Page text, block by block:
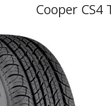
Cooper CS4